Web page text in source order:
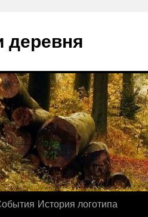
деревня
История логотипа